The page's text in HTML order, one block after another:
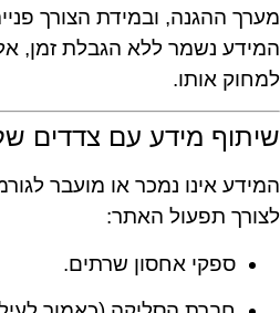
מערך ההגנה, ובמידת הצורך
המידע נשמר ללא הגבלת
למחוק אותו.
שיתוף מידע עם צדדים
המידע אינו נמכר או מועבר
לצורך תפעול האתר:
ספקי אחסון שרתים.